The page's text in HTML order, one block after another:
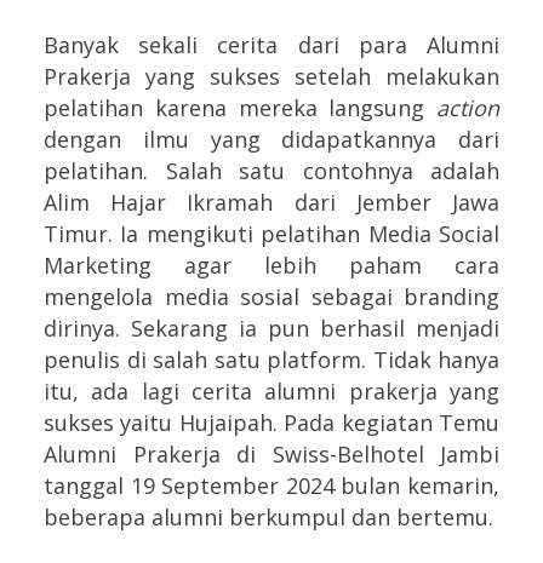
Banyak sekali cerita dari para Alumni
Prakerja yang sukses setelah melakukan
pelatihan karena mereka langsung action
dengan ilmu yang didapatkannya dari
pelatihan. Salah satu contohnya adalah
Alim Hajar Ikramah dari Jember Jawa
Timur. Ia mengikuti pelatihan Media Social
Marketing agar lebih paham cara
mengelola media sosial sebagai branding
dirinya. Sekarang ia pun berhasil menjadi
penulis di salah satu platform. Tidak hanya
itu, ada lagi cerita alumni prakerja yang
sukses yaitu Hujaipah. Pada kegiatan Temu
Alumni Prakerja di Swiss-Belhotel Jambi
tanggal 19 September 2024 bulan kemarin,
beberapa alumni berkumpul dan bertemu.